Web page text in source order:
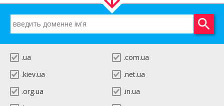
.ua
.com.ua
.kiev.ua
.net.ua
.org.ua
.in.ua